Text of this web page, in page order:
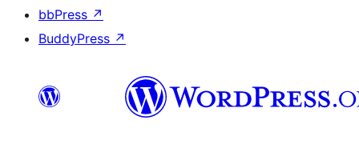
bbPress ↗
BuddyPress ↗